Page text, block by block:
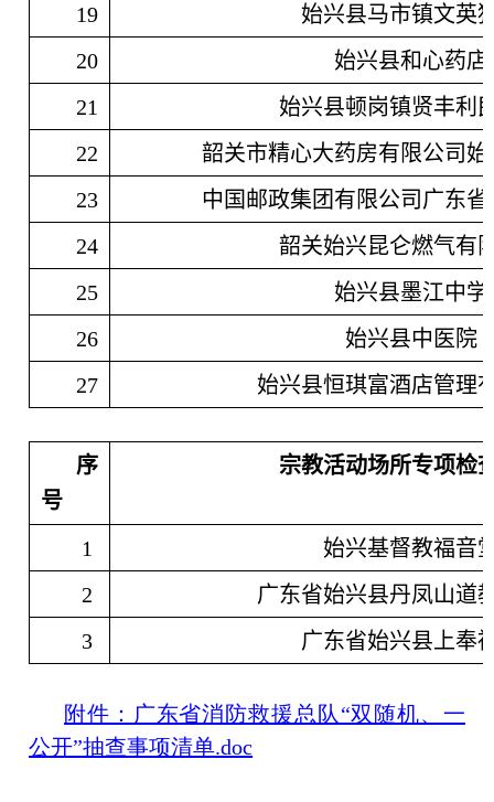
19
始兴县马市镇文英
20
始兴县和心药店
21
始兴县顿岗镇贤丰利
22
韶关市精心大药房有限公司
23
中国邮政集团有限公司广东
24
韶关始兴昆仑燃气有
25
始兴县墨江中学
26
始兴县中医院
27
始兴县恒琪富酒店管理
序
号
宗教活动场所专项检
1
始兴基督教福音
2
广东省始兴县丹凤山道
3
广东省始兴县上奉
附件：广东省消防救援总队“双随机、一
公开”抽查事项清单.doc